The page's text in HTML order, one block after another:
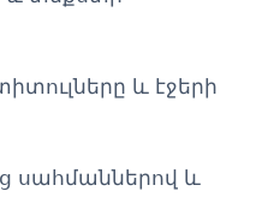
և էջերի
սահմաններով և